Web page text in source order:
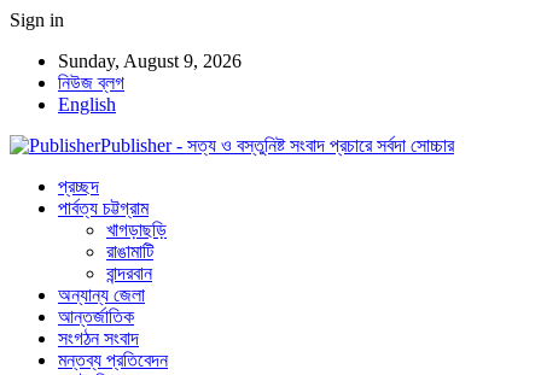
Sign in
Sunday, August 9, 2026
নিউজ ব্লগ
English
Publisher - সত্য ও বস্তুনিষ্ট সংবাদ প্রচারে সর্বদা সোচ্চার
প্রচ্ছদ
পার্বত্য চট্টগ্রাম
খাগড়াছড়ি
রাঙামাটি
বান্দরবান
অন্যান্য জেলা
আন্তর্জাতিক
সংগঠন সংবাদ
মন্তব্য প্রতিবেদন